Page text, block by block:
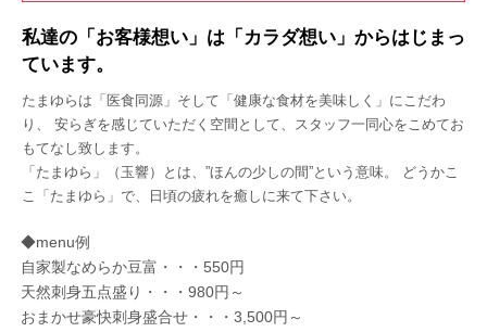
私達の「お客様想い」は「カラダ想い」からはじまっ
ています。
たまゆらは「医食同源」そして「健康な食材を美味しく」にこだわ
り、 安らぎを感じていただく空間として、スタッフ一同心をこめてお
もてなし致します。
「たまゆら」（玉響）とは、”ほんの少しの間”という意味。 どうかこ
こ「たまゆら」で、日頃の疲れを癒しに来て下さい。
◆menu例
自家製なめらか豆富・・・550円
天然刺身五点盛り・・・980円～
おまかせ豪快刺身盛合せ・・・3,500円～